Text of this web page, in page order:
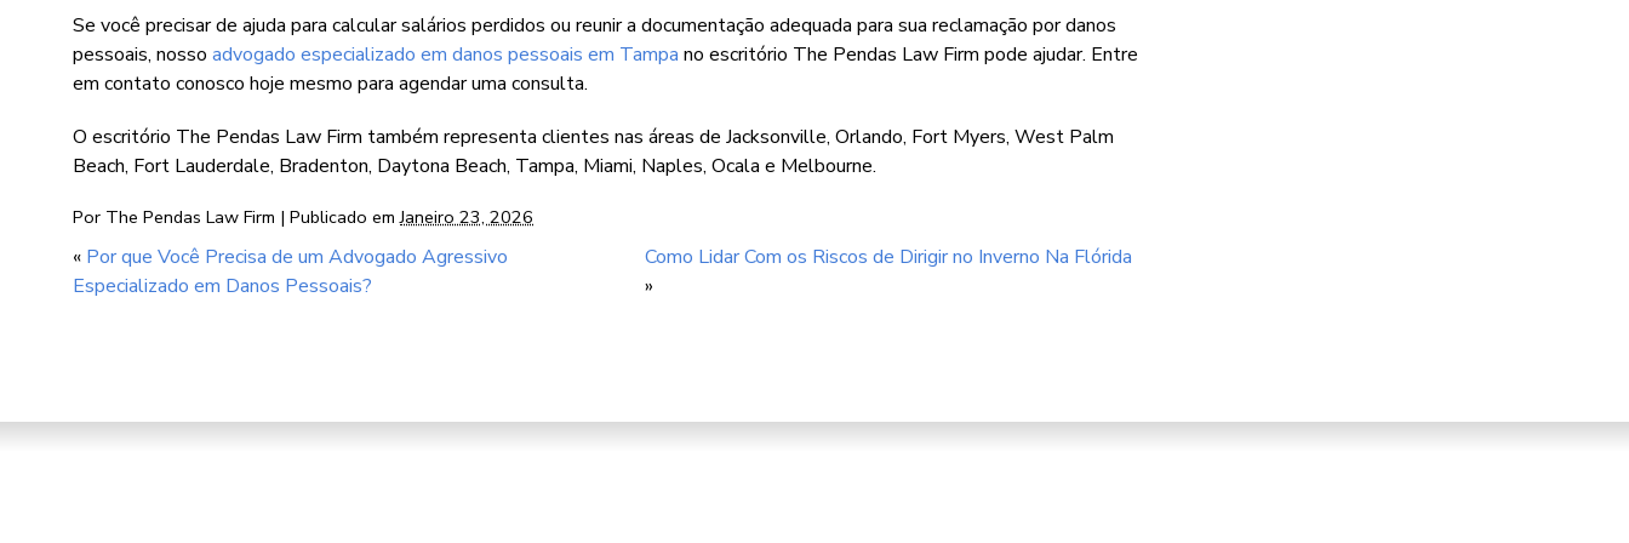
Se você precisar de ajuda para calcular salários perdidos ou reunir a documentação adequada para sua reclamação por danos
pessoais, nosso advogado especializado em danos pessoais em Tampa no escritório The Pendas Law Firm pode ajudar. Entre
em contato conosco hoje mesmo para agendar uma consulta.
O escritório The Pendas Law Firm também representa clientes nas áreas de Jacksonville, Orlando, Fort Myers, West Palm
Beach, Fort Lauderdale, Bradenton, Daytona Beach, Tampa, Miami, Naples, Ocala e Melbourne.
Por The Pendas Law Firm | Publicado emJaneiro 23, 2026
« Por que Você Precisa de um Advogado Agressivo
Especializado em Danos Pessoais?
Como Lidar Com os Riscos de Dirigir no Inverno Na Flórida
»